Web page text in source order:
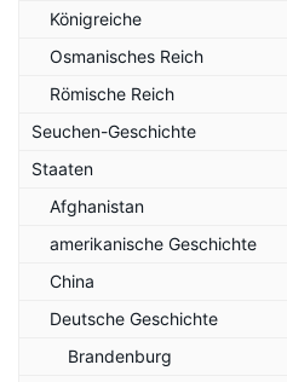
Königreiche
Osmanisches Reich
Römische Reich
Seuchen-Geschichte
Staaten
Afghanistan
amerikanische Geschichte
China
Deutsche Geschichte
Brandenburg